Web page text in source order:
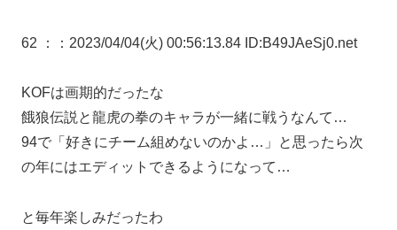
62 ： ：2023/04/04(火) 00:56:13.84 ID:B49JAeSj0.net
KOFは画期的だったな
餓狼伝説と龍虎の拳のキャラが一緒に戦うなんて…
94で「好きにチーム組めないのかよ…」と思ったら次
の年にはエディットできるようになって…
と毎年楽しみだったわ